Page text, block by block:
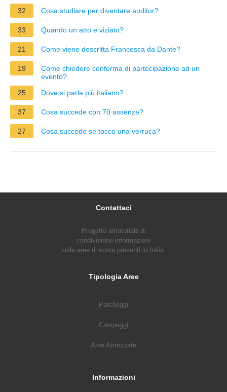
32 Cosa studiare per diventare auditor?
33 Quando un atto e viziato?
21 Come viene descritta Francesca da Dante?
19
Come chiedere conferma di partecipazione ad un
evento?
25
Dove si parla più italiano?
37 Cosa succede con 70 assenze?
27 Cosa succede se tocco una verruca?
Contattaci
Progetto amatoriale di
condivisione informazioni
sulle aree di sosta presenti in Italia.
Tipologia Aree
Parcheggi
Campeggi
Aree Attrezzate
Informazioni